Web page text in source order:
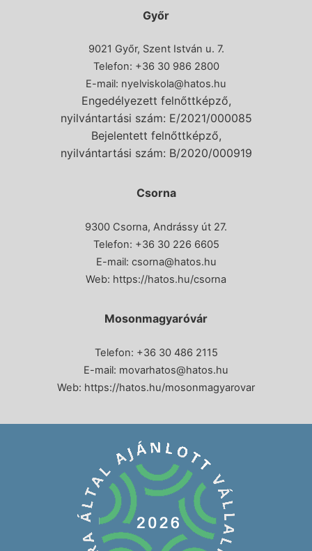
Győr
9021 Győr, Szent István u. 7.
Telefon: +36 30 986 2800
E-mail: nyelviskola@hatos.hu
Engedélyezett felnőttképző,
nyilvántartási szám: E/2021/000085
Bejelentett felnőttképző,
nyilvántartási szám: B/2020/000919
Csorna
9300 Csorna, Andrássy út 27.
Telefon: +36 30 226 6605
E-mail: csorna@hatos.hu
Web: https://hatos.hu/csorna
Mosonmagyaróvár
Telefon: +36 30 486 2115
E-mail: movarhatos@hatos.hu
Web: https://hatos.hu/mosonmagyarovar